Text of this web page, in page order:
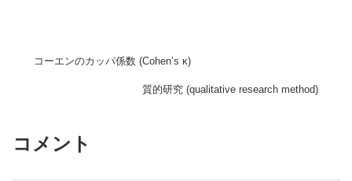
コーエンのカッパ係数 (Cohen’s κ)
質的研究 (qualitative research method)
コメント